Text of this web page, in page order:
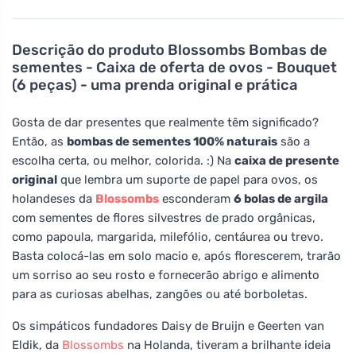
Descrição do produto Blossombs Bombas de
sementes - Caixa de oferta de ovos - Bouquet
(6 peças) - uma prenda original e prática
Gosta de dar presentes que realmente têm significado?
Então, as bombas de sementes 100% naturais são a
escolha certa, ou melhor, colorida. :) Na caixa de presente
original que lembra um suporte de papel para ovos, os
holandeses da Blossombs esconderam 6 bolas de argila
com sementes de flores silvestres de prado orgânicas,
como papoula, margarida, milefólio, centáurea ou trevo.
Basta colocá-las em solo macio e, após florescerem, trarão
um sorriso ao seu rosto e fornecerão abrigo e alimento
para as curiosas abelhas, zangões ou até borboletas.
Os simpáticos fundadores Daisy de Bruijn e Geerten van
Eldik, da Blossombs na Holanda, tiveram a brilhante ideia